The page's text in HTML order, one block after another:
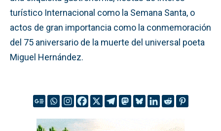
turístico Internacional como la Semana Santa, o
actos de gran importancia como la conmemoración
del 75 aniversario de la muerte del universal poeta
Miguel Hernández.